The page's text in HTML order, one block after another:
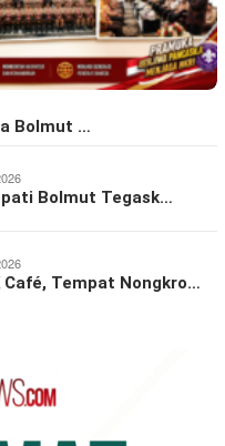
Bolmut …
Bolmut Tegask…
Café, Tempat Nongkro…